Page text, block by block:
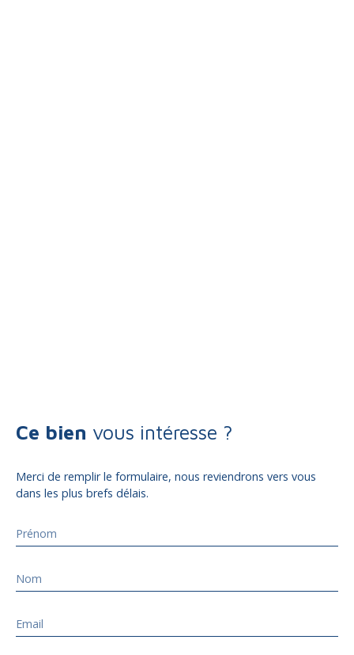
Ce bien vous intéresse ?
Merci de remplir le formulaire, nous reviendrons vers vous
dans les plus brefs délais.
Prénom
Nom
Email